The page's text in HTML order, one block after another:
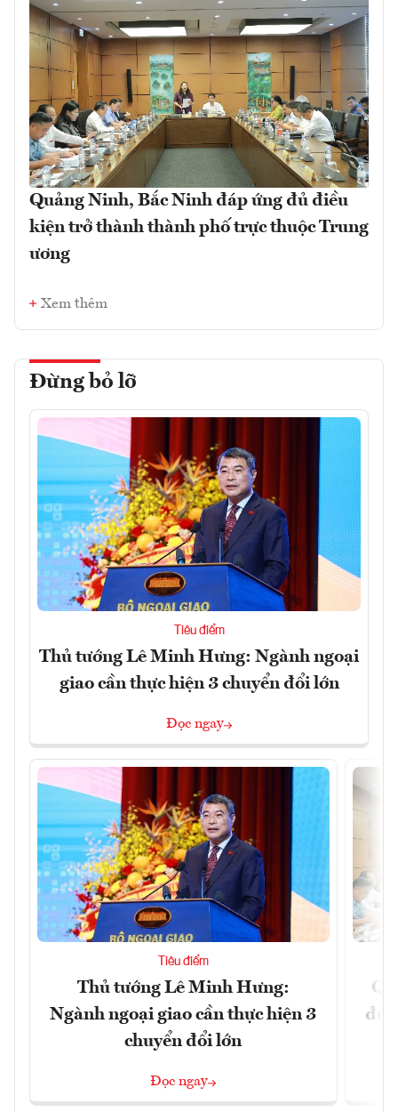
Quảng Ninh, Bắc Ninh đáp ứng đủ điều
kiện trở thành thành phố trực thuộc Trung
ương
Xem thêm
Đừng bỏ lỡ
Tiêu điểm
Thủ tướng Lê Minh Hưng: Ngành ngoại
giao cần thực hiện 3 chuyển đổi lớn
Đọc ngay
Tiêu điểm
Thủ tướng Lê Minh Hưng:
Ngành ngoại giao cần thực hiện 3
chuyển đổi lớn
Đọc ngay
đủ